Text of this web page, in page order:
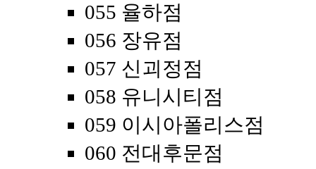
055 율하점
056 장유점
057 신괴정점
058 유니시티점
059 이시아폴리스점
060 전대후문점